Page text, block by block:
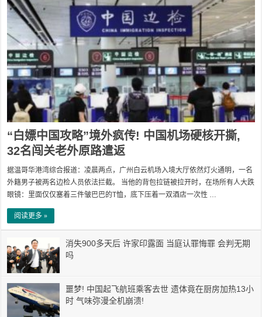
“白嫖中国攻略”境外疯传! 中国机场硬核开撕,
32名闯关老外原路遣返
据温哥华港湾综合报道：凌晨两点，广州白云机场入境大厅依然灯火通明，一名
外籍男子被两名边检人员依法拦截。 当他的背包拉链被拉开时，在场所有人大跌
眼镜：里面仅仅塞着三件皱巴巴的T恤，底下压着一双酒店一次性 …
阅读更多 »
消失900多天后 许家印露面 当庭认罪悔罪 会判无期
吗
噩梦! 中国起飞航班乘客去世 遗体竟在厨房加热13小
时 气味弥漫全机崩溃!